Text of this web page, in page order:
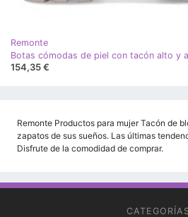
Remonte
154,35 €
Remonte Productos para mujer Tacón de
zapatos de sus sueños. Las últimas
Disfrute de la comodidad de comprar.